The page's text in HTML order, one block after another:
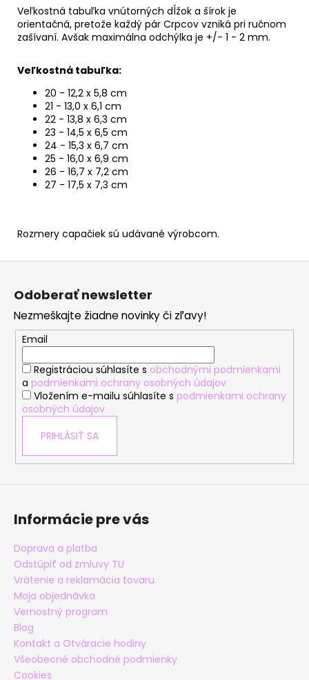
Veľkostná tabuľka vnútorných dĺžok a šírok je
orientačná, pretože každý pár Crpcov vzniká pri ručnom
zašívaní. Avšak maximálna odchýlka je +/- 1 - 2 mm.
Veľkostná tabuľka:
20 - 12,2 x 5,8 cm
21 - 13,0 x 6,1 cm
22 - 13,8 x 6,3 cm
23 - 14,5 x 6,5 cm
24 - 15,3 x 6,7 cm
25 - 16,0 x 6,9 cm
26 - 16,7 x 7,2 cm
27 - 17,5 x 7,3 cm
Rozmery capačiek sú udávané výrobcom.
Z
Odoberať newsletter
Nezmeškajte žiadne novinky či zľavy!
Email
Registráciou súhlasíte s obchodnými podmienkami
a podmienkami ochrany osobných údajov
Vložením e-mailu súhlasíte s podmienkami ochrany
osobných údajov
PRIHLÁSIŤ SA
Informácie pre vás
Doprava a platba
Odstúpiť od zmluvy TU
Vrátenie a reklamácia tovaru
Moja objednávka
Vernostný program
Blog
Kontakt a Otváracie hodiny
Všeobecné obchodné podmienky
Cookies